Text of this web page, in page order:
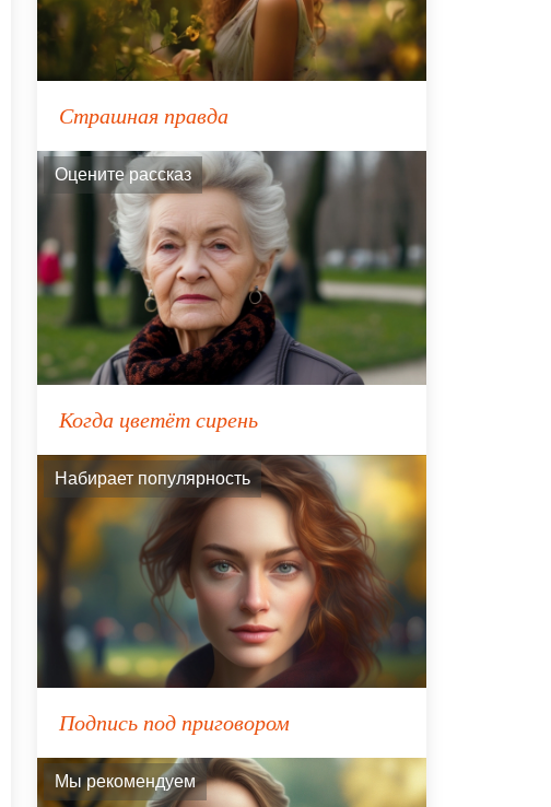
Страшная правда
Оцените рассказ
Когда цветёт сирень
Набирает популярность
Подпись под приговором
Мы рекомендуем